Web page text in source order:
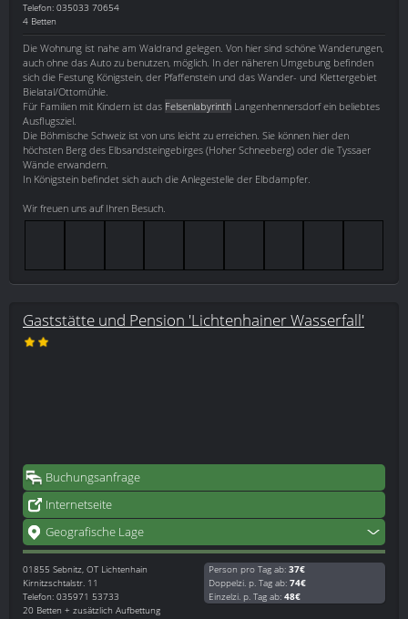
Telefon: 035033 70654
4 Betten
Die Wohnung ist nahe am Waldrand gelegen. Von hier sind schöne Wanderungen,
auch ohne das Auto zu benutzen, möglich. In der näheren Umgebung befinden
sich die Festung Königstein, der Pfaffenstein und das Wander- und Klettergebiet
Bielatal/Ottomühle.
Für Familien mit Kindern ist das Felsenlabyrinth Langenhennersdorf ein beliebtes
Ausflugsziel.
Die Böhmische Schweiz ist von uns leicht zu erreichen. Sie können hier den
höchsten Berg des Elbsandsteingebirges (Hoher Schneeberg) oder die Tyssaer
Wände erwandern.
In Königstein befindet sich auch die Anlegestelle der Elbdampfer.
Wir freuen uns auf Ihren Besuch.
Gaststätte und Pension 'Lichtenhainer Wasserfall'
Buchungsanfrage
Internetseite
Geografische Lage
01855 Sebnitz, OT Lichtenhain
Kirnitzschtalstr. 11
Telefon: 035971 53733
20 Betten + zusätzlich Aufbettung
Person pro Tag ab: 37€
Doppelzi. p. Tag ab: 74€
Einzelzi. p. Tag ab: 48€